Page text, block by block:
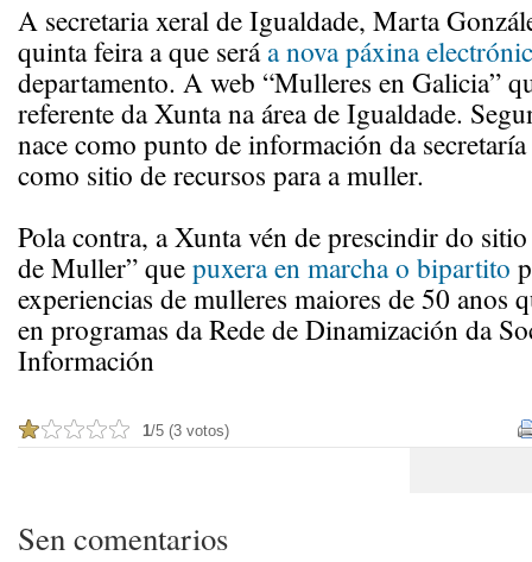
A secretaria xeral de Igualdade, Marta
quinta feira a que seráa nova páxina
departamento. A web “Mulleres en Galicia”
referente da Xunta na área de Igualdade.
nace como punto de información da
como sitio de recursos para a muller.
Pola contra, a Xunta vén de prescindir do
de Muller” quepuxera en marcha o bipartito
experiencias de mulleres maiores de 50 anos
en programas da Rede de Dinamización da
Información
1/5 (3 votos)
Sen comentarios